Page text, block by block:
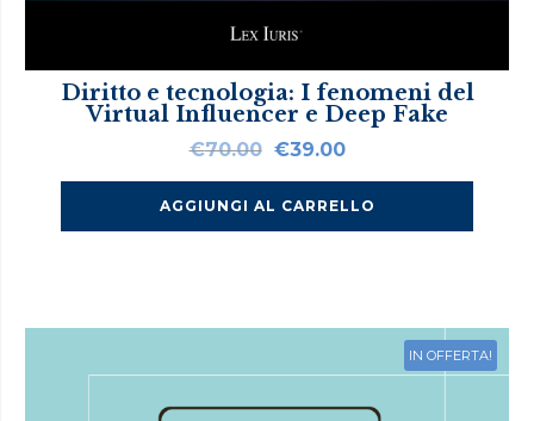
Diritto e tecnologia: I fenomeni del
Virtual Influencer e Deep Fake
€70.00 Il
originale
era:
€39.00Il
attuale
è:
AGGIUNGI AL CARRELLO
IN OFFERTA!